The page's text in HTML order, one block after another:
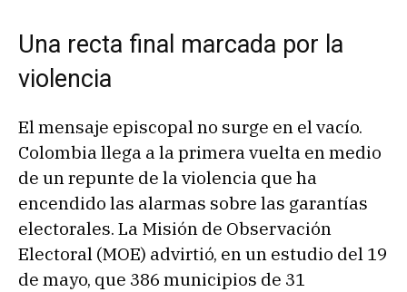
Una recta final marcada por la
violencia
El mensaje episcopal no surge en el vacío.
Colombia llega a la primera vuelta en medio
de un repunte de la violencia que ha
encendido las alarmas sobre las garantías
electorales. La Misión de Observación
Electoral (MOE) advirtió, en un estudio del 19
de mayo, que 386 municipios de 31